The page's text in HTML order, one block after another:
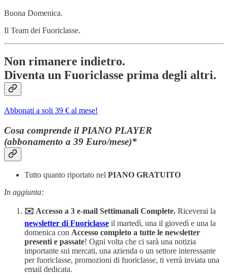
Buona Domenica.
Il Team dei Fuoriclasse.
Non rimanere indietro.
Diventa un Fuoriclasse prima degli altri.
Abbonati a soli 39 € al mese!
Cosa comprende il PIANO PLAYER
(abbonamento a 39 Euro/mese)*
Tutto quanto riportato nel PIANO GRATUITO
In aggiunta:
✉️ Accesso a 3 e-mail Settimanali Complete. Riceverai la
newsletter di Fuoriclasse il martedì, una il giovedì e una la
domenica con Accesso completo a tutte le newsletter
presenti e passate! Ogni volta che ci sarà una notizia
importante sui mercati, una azienda o un settore interessante
per fuoriclasse, promozioni di fuoriclasse, ti verrà inviata una
email dedicata.